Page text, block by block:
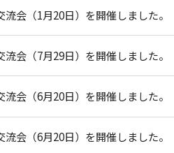
会（1月20日）を開催しました。
会（7月29日）を開催しました。
会（6月20日）を開催しました。
会（6月20日）を開催しました。